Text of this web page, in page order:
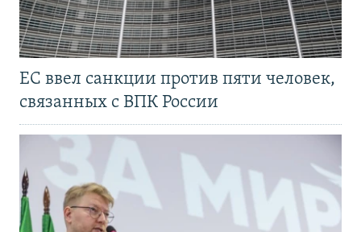
ЕС ввел санкции против пяти человек,
связанных с ВПК России